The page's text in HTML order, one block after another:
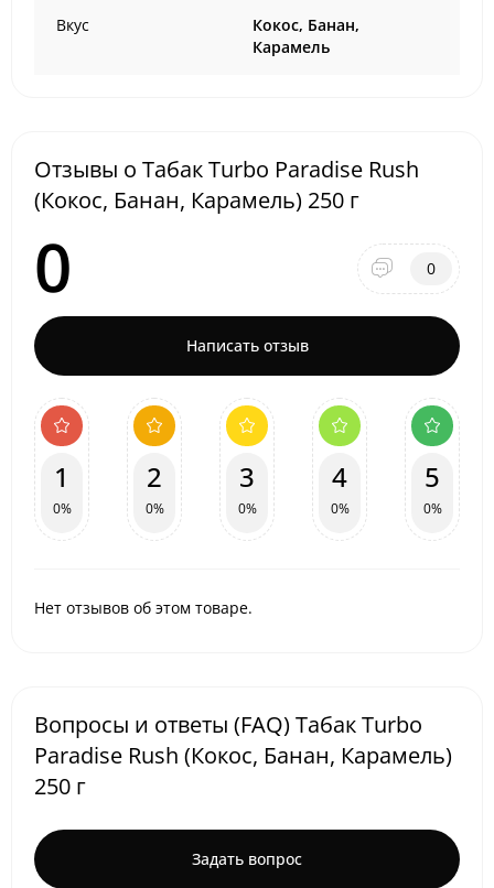
Вкус
Кокос, Банан,
Карамель
Отзывы о Табак Turbo Paradise Rush
(Кокос, Банан, Карамель) 250 г
0 0
Написать отзыв
1
0%
2
0%
3
0%
4
0%
5
0%
Нет отзывов об этом товаре.
Вопросы и ответы (FAQ) Табак Turbo
Paradise Rush (Кокос, Банан, Карамель)
250 г
Задать вопрос